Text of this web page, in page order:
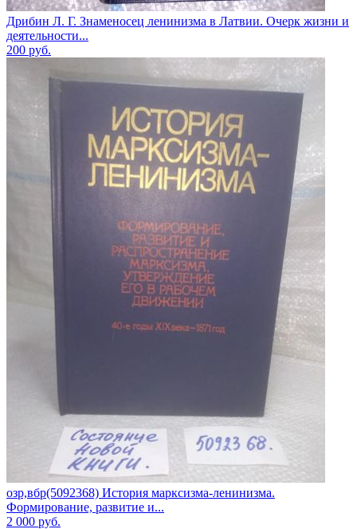
Дрибин Л. Г. Знаменосец ленинизма в Латвии. Очерк жизни и
деятельности...
200 руб.
озр,вбр(5092368) История марксизма-ленинизма.
Формирование, развитие и...
2 000 руб.